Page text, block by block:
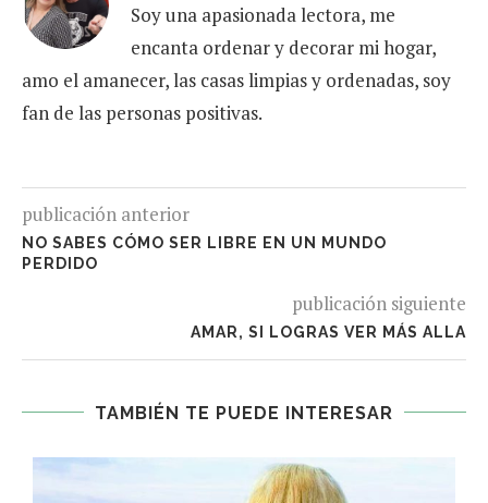
Soy una apasionada lectora, me
encanta ordenar y decorar mi hogar,
amo el amanecer, las casas limpias y ordenadas, soy
fan de las personas positivas.
publicación anterior
NO SABES CÓMO SER LIBRE EN UN MUNDO
PERDIDO
publicación siguiente
AMAR, SI LOGRAS VER MÁS ALLA
TAMBIÉN TE PUEDE INTERESAR